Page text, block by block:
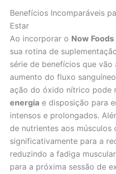
Benefícios Incomparáveis
Estar
Ao incorporar o Now
sua rotina de
série de benefícios que vão
aumento do fluxo
ação do óxido nítrico pode
energia e disposição para
intensos e prolongados.
de nutrientes aos músculos
significativamente para a
reduzindo a fadiga
para a próxima sessão de